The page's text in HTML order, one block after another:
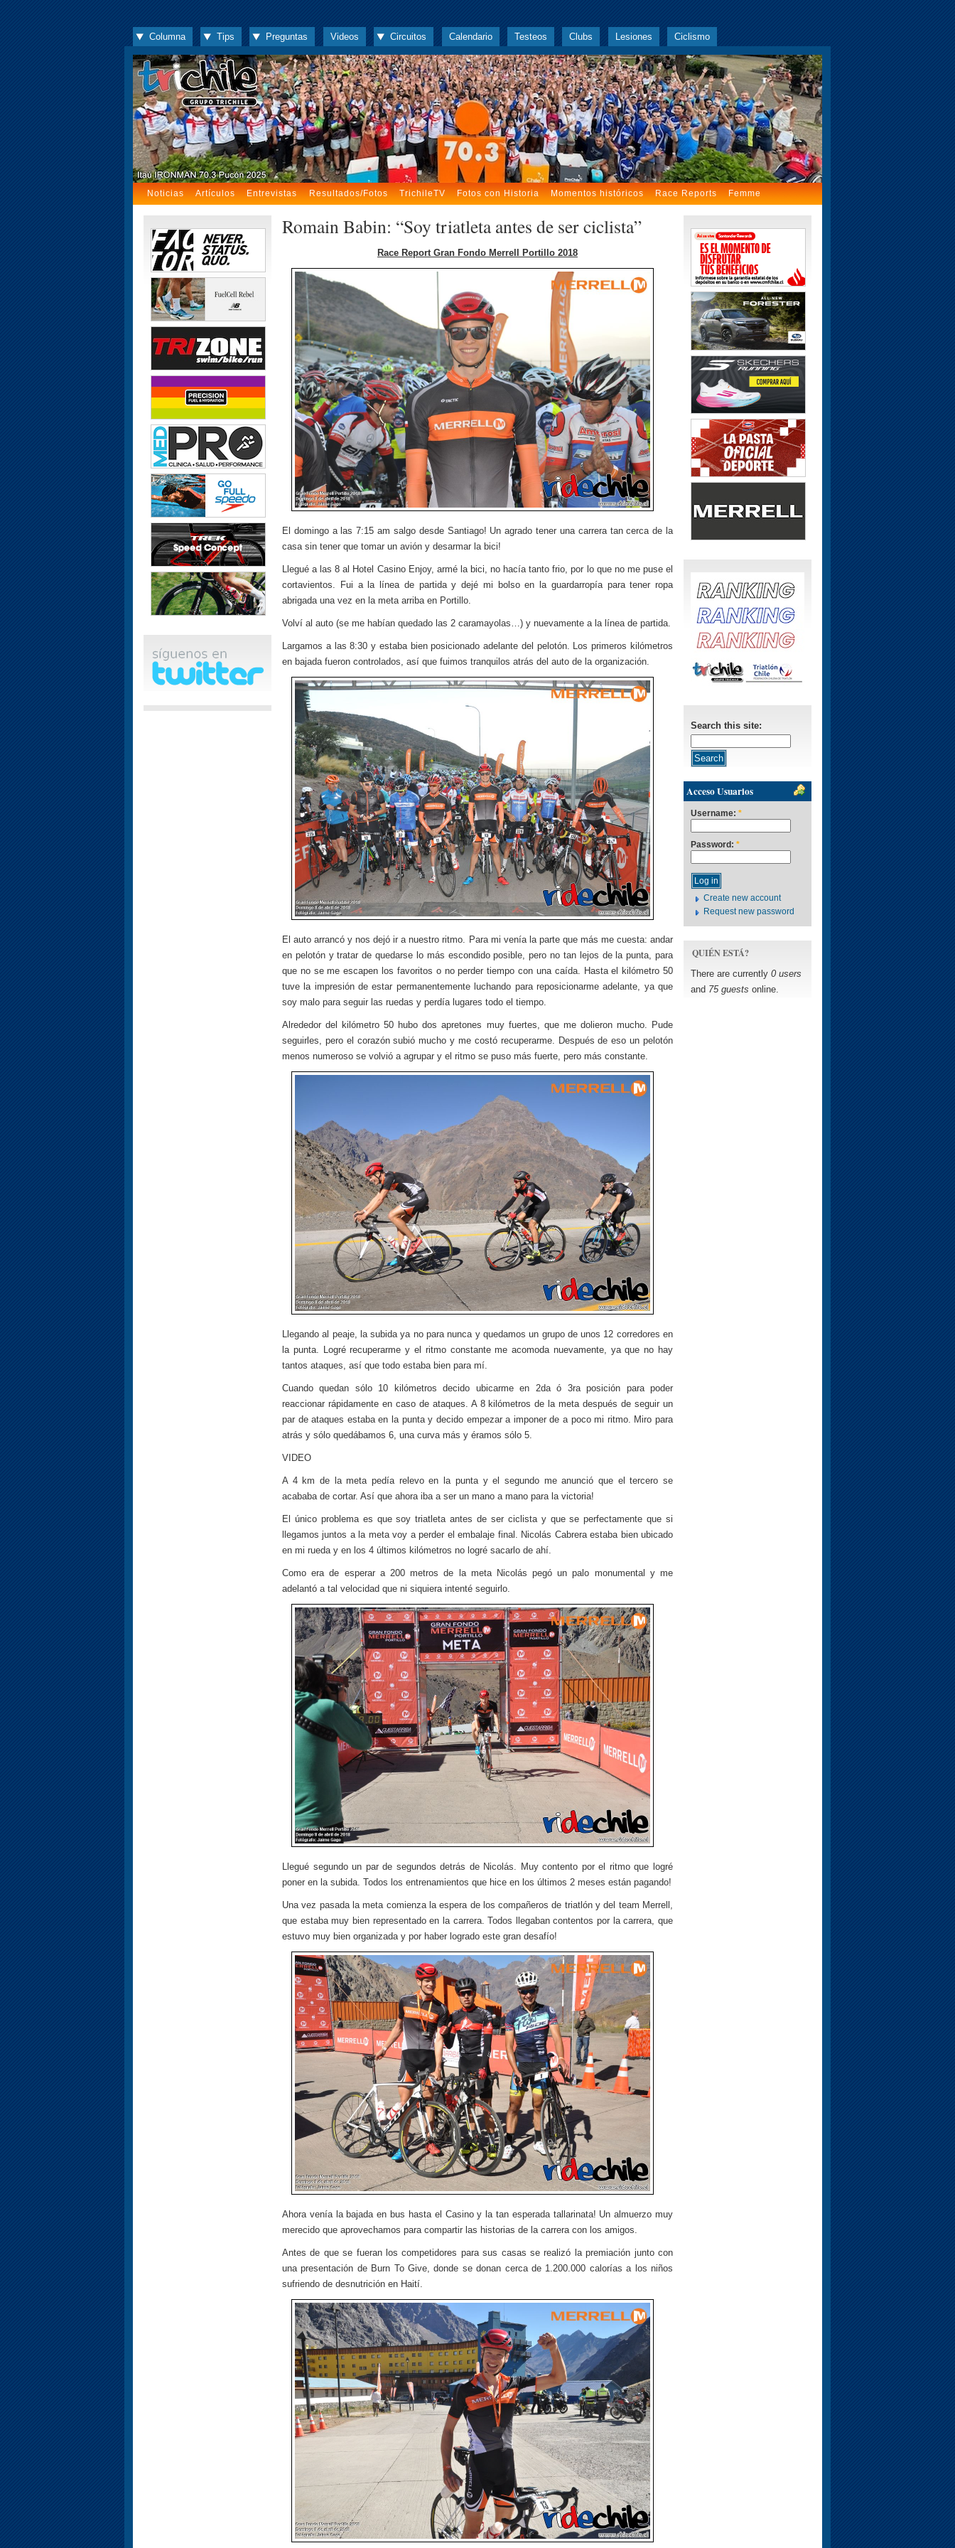
Columna Tips Preguntas Videos Circuitos Calendario Testeos Clubs Lesiones Ciclismo
Noticias Artículos Entrevistas Resultados/Fotos TrichileTV Fotos con Historia Momentos históricos Race Reports Femme
Romain Babin: “Soy triatleta antes de ser ciclista”
Race Report Gran Fondo Merrell Portillo 2018
El domingo a las 7:15 am salgo desde Santiago! Un agrado tener una carrera tan cerca de la
casa sin tener que tomar un avión y desarmar la bici!
Llegué a las 8 al Hotel Casino Enjoy, armé la bici, no hacía tanto frio, por lo que no me puse el
cortavientos. Fui a la línea de partida y dejé mi bolso en la guardarropía para tener ropa
abrigada una vez en la meta arriba en Portillo.
Volví al auto (se me habían quedado las 2 caramayolas…) y nuevamente a la línea de partida.
Largamos a las 8:30 y estaba bien posicionado adelante del pelotón. Los primeros kilómetros
en bajada fueron controlados, así que fuimos tranquilos atrás del auto de la organización.
El auto arrancó y nos dejó ir a nuestro ritmo. Para mi venía la parte que más me cuesta: andar
en pelotón y tratar de quedarse lo más escondido posible, pero no tan lejos de la punta, para
que no se me escapen los favoritos o no perder tiempo con una caída. Hasta el kilómetro 50
tuve la impresión de estar permanentemente luchando para reposicionarme adelante, ya que
soy malo para seguir las ruedas y perdía lugares todo el tiempo.
Alrededor del kilómetro 50 hubo dos apretones muy fuertes, que me dolieron mucho. Pude
seguirles, pero el corazón subió mucho y me costó recuperarme. Después de eso un pelotón
menos numeroso se volvió a agrupar y el ritmo se puso más fuerte, pero más constante.
Llegando al peaje, la subida ya no para nunca y quedamos un grupo de unos 12 corredores en
la punta. Logré recuperarme y el ritmo constante me acomoda nuevamente, ya que no hay
tantos ataques, así que todo estaba bien para mí.
Cuando quedan sólo 10 kilómetros decido ubicarme en 2da ó 3ra posición para poder
reaccionar rápidamente en caso de ataques. A 8 kilómetros de la meta después de seguir un
par de ataques estaba en la punta y decido empezar a imponer de a poco mi ritmo. Miro para
atrás y sólo quedábamos 6, una curva más y éramos sólo 5.
VIDEO
A 4 km de la meta pedía relevo en la punta y el segundo me anunció que el tercero se
acababa de cortar. Así que ahora iba a ser un mano a mano para la victoria!
El único problema es que soy triatleta antes de ser ciclista y que se perfectamente que si
llegamos juntos a la meta voy a perder el embalaje final. Nicolás Cabrera estaba bien ubicado
en mi rueda y en los 4 últimos kilómetros no logré sacarlo de ahí.
Como era de esperar a 200 metros de la meta Nicolás pegó un palo monumental y me
adelantó a tal velocidad que ni siquiera intenté seguirlo.
Llegué segundo un par de segundos detrás de Nicolás. Muy contento por el ritmo que logré
poner en la subida. Todos los entrenamientos que hice en los últimos 2 meses están pagando!
Una vez pasada la meta comienza la espera de los compañeros de triatlón y del team Merrell,
que estaba muy bien representado en la carrera. Todos llegaban contentos por la carrera, que
estuvo muy bien organizada y por haber logrado este gran desafío!
Ahora venía la bajada en bus hasta el Casino y la tan esperada tallarinata! Un almuerzo muy
merecido que aprovechamos para compartir las historias de la carrera con los amigos.
Antes de que se fueran los competidores para sus casas se realizó la premiación junto con
una presentación de Burn To Give, donde se donan cerca de 1.200.000 calorías a los niños
sufriendo de desnutrición en Haití.
Search this site:
Acceso Usuarios
Username: *
Password: *
Create new account
Request new password
QUIÉN ESTÁ?
There are currently 0 users
and 75 guests online.